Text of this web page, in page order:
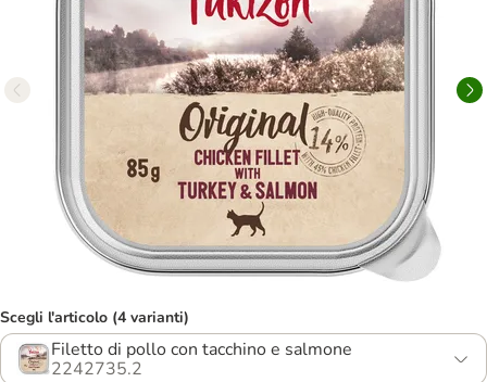
Scegli l'articolo (4 varianti)
Filetto di pollo con tacchino e salmone
2242735.2